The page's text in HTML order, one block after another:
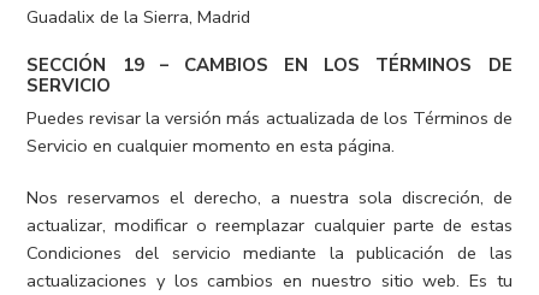
Guadalix de la Sierra, Madrid
SECCIÓN 19 – CAMBIOS EN LOS TÉRMINOS DE
SERVICIO
Puedes revisar la versión más actualizada de los Términos de
Servicio en cualquier momento en esta página.
Nos reservamos el derecho, a nuestra sola discreción, de
actualizar, modificar o reemplazar cualquier parte de estas
Condiciones del servicio mediante la publicación de las
actualizaciones y los cambios en nuestro sitio web. Es tu